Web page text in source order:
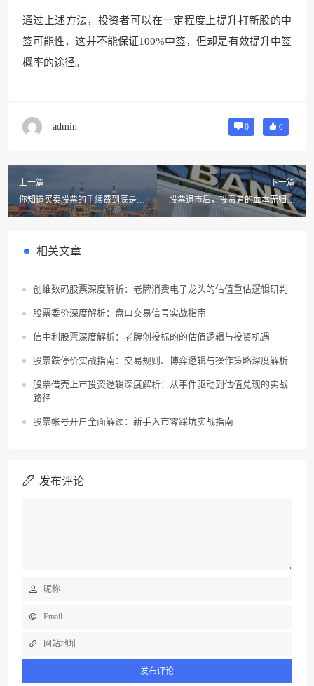
通过上述方法，投资者可以在一定程度上提升打新股的中
签可能性，这并不能保证100%中签，但却是有效提升中签
概率的途径。
admin 0 0
上一篇
你知道买卖股票的手续费到底是按
什么比例收的吗？
下一篇
股票退市后，投资者的血本无归真
相揭晓！
相关文章
创维数码股票深度解析：老牌消费电子龙头的估值重估逻辑研判
股票委价深度解析：盘口交易信号实战指南
信中利股票深度解析：老牌创投标的的估值逻辑与投资机遇
股票跌停价实战指南：交易规则、博弈逻辑与操作策略深度解析
股票借壳上市投资逻辑深度解析：从事件驱动到估值兑现的实战
路径
股票帐号开户全面解读：新手入市零踩坑实战指南
发布评论